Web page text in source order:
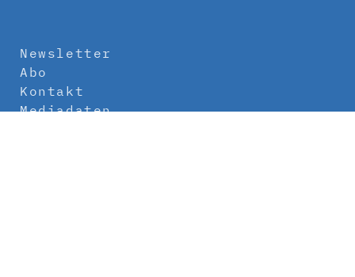
Newsletter
Abo
Kontakt
Mediadaten